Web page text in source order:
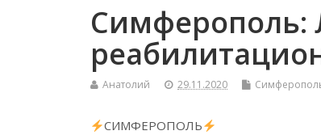
Симферополь:
Анатолий 29.11.2020
СИМФЕРОПОЛЬ